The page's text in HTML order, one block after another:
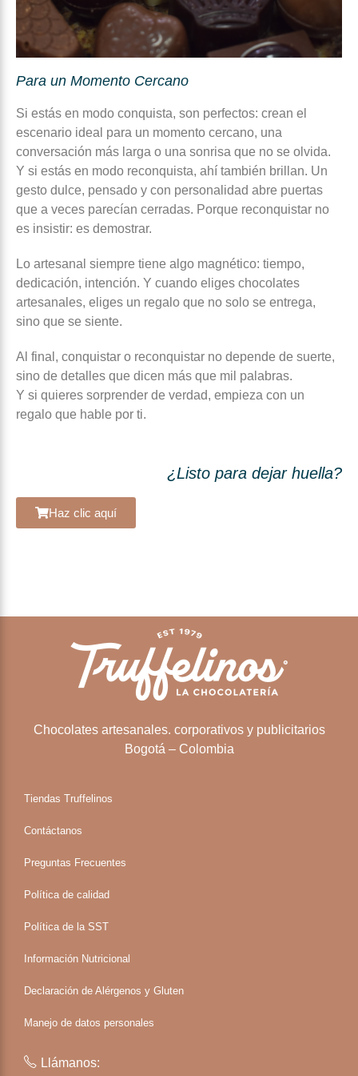
Para un Momento Cercano
Si estás en modo conquista, son perfectos: crean el
escenario ideal para un momento cercano, una
conversación más larga o una sonrisa que no se olvida.
Y si estás en modo reconquista, ahí también brillan. Un
gesto dulce, pensado y con personalidad abre puertas
que a veces parecían cerradas. Porque reconquistar no
es insistir: es demostrar.
Lo artesanal siempre tiene algo magnético: tiempo,
dedicación, intención. Y cuando eliges chocolates
artesanales, eliges un regalo que no solo se entrega,
sino que se siente.
Al final, conquistar o reconquistar no depende de suerte,
sino de detalles que dicen más que mil palabras.
Y si quieres sorprender de verdad, empieza con un
regalo que hable por ti.
¿Listo para dejar huella?
Haz clic aquí
Chocolates artesanales. corporativos y publicitarios
Bogotá – Colombia
Tiendas Truffelinos
Contáctanos
Preguntas Frecuentes
Política de calidad
Política de la SST
Información Nutricional
Declaración de Alérgenos y Gluten
Manejo de datos personales
Llámanos: